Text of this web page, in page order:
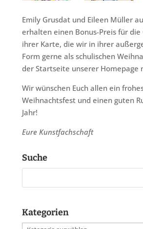
Emily Grusdat und Eileen Müller
erhalten einen Bonus-Preis für die
ihrer Karte, die wir in ihrer
Form gerne als schulischen
der Startseite unserer Homepage
Wir wünschen Euch allen ein
Weihnachtsfest und einen guten
Jahr!
Eure Kunstfachschaft
Suche
Kategorien